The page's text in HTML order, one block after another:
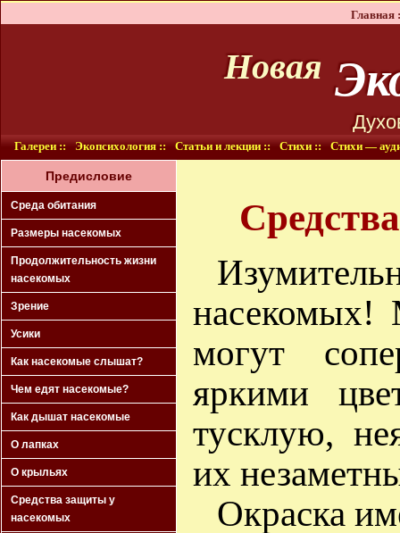
Главная
Новая
Галереи :: Экопсихология :: Статьи и лекции :: Стихи :: Стихи —
Предисловие
Среда обитания
Размеры насекомых
Продолжительность жизни
насекомых
Зрение
Усики
Как насекомые слышат?
Чем едят насекомые?
Как дышат насекомые
О лапках
О крыльях
Средства защиты у
насекомых
насекомых!
могут
яркими
тусклую,
их
Окраска